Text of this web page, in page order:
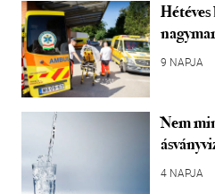
9 NAPJA
Nem
4 NAPJA